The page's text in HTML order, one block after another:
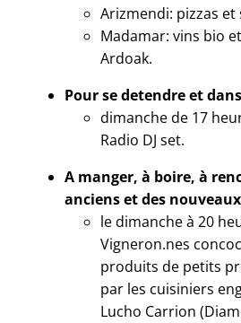
Arizmendi: pizzas
Madamar: vins bio
Ardoak.
Pour se detendre et
dimanche de 17
Radio DJ set.
A manger, à boire, à
anciens et des
le dimanche à 20
Vigneron.nes
produits de petits
par les cuisiniers
Lucho Carrion